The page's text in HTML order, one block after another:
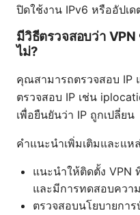
ปิดใช้งาน IPv6 หรืออัปเด
มีวิธีตรวจสอบว่า
ไม่?
คุณสามารถตรวจสอบ IP
ตรวจสอบ IP เช่น
เพื่อยืนยันว่า IP ถูกเปลี่ยน
คำแนะนำเพิ่มเติมและแ
แนะนำให้ติดตั้ง VPN
และมีการทดสอบความ
ตรวจสอบนโยบายกา